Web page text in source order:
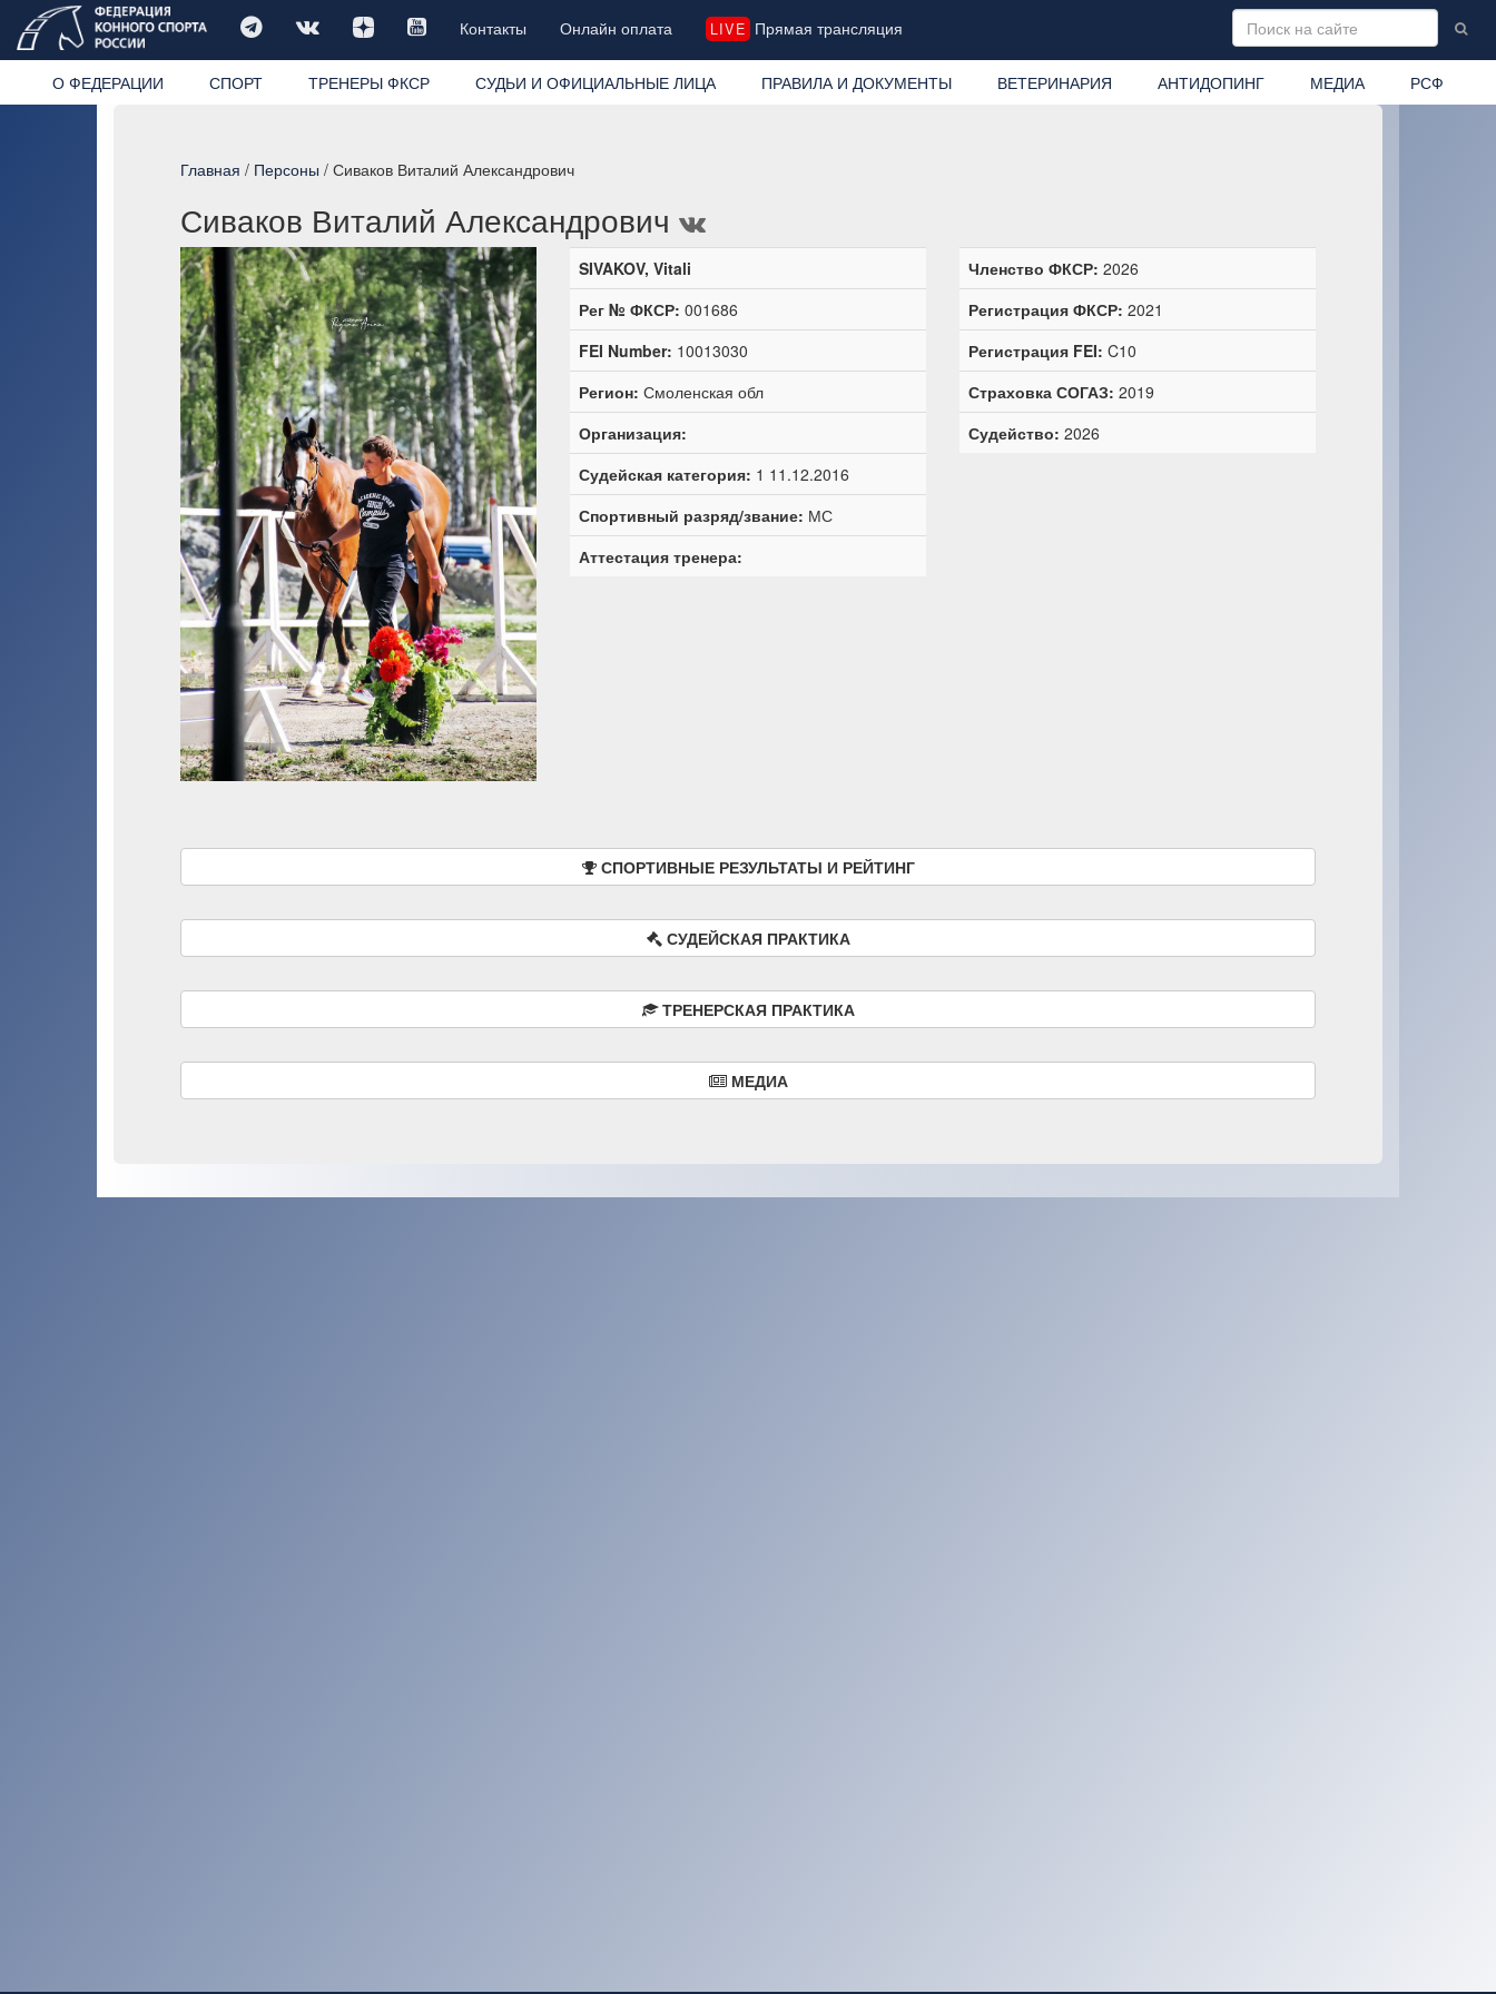
Контакты Онлайн оплата LIVE Прямая трансляция
О ФЕДЕРАЦИИ СПОРТ ТРЕНЕРЫ ФКСР СУДЬИ И ОФИЦИАЛЬНЫЕ ЛИЦА ПРАВИЛА И ДОКУМЕНТЫ ВЕТЕРИНАРИЯ АНТИДОПИНГ МЕДИА РСФ
Главная / Персоны / Сиваков Виталий Александрович
Сиваков Виталий Александрович
SIVAKOV, Vitali
Рег № ФКСР: 001686
FEI Number: 10013030
Регион: Смоленская обл
Организация:
Судейская категория: 1 11.12.2016
Спортивный разряд/звание: МС
Аттестация тренера:
Членство ФКСР: 2026
Регистрация ФКСР: 2021
Регистрация FEI: C10
Страховка СОГАЗ: 2019
Судейство: 2026
СПОРТИВНЫЕ РЕЗУЛЬТАТЫ И РЕЙТИНГ
СУДЕЙСКАЯ ПРАКТИКА
ТРЕНЕРСКАЯ ПРАКТИКА
МЕДИА